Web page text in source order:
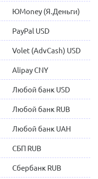
ЮMoney (Я.Деньги)
PayPal USD
Volet (AdvCash) USD
Alipay CNY
Любой банк USD
Любой банк RUB
Любой банк UAH
СБП RUB
Сбербанк RUB